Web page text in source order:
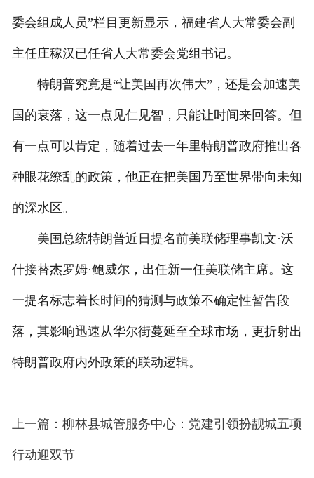
委会组成人员”栏目更新显示，福建省人大常委会副
主任庄稼汉已任省人大常委会党组书记。
特朗普究竟是“让美国再次伟大”，还是会加速美
国的衰落，这一点见仁见智，只能让时间来回答。但
有一点可以肯定，随着过去一年里特朗普政府推出各
种眼花缭乱的政策，他正在把美国乃至世界带向未知
的深水区。
美国总统特朗普近日提名前美联储理事凯文·沃
什接替杰罗姆·鲍威尔，出任新一任美联储主席。这
一提名标志着长时间的猜测与政策不确定性暂告段
落，其影响迅速从华尔街蔓延至全球市场，更折射出
特朗普政府内外政策的联动逻辑。
上一篇：柳林县城管服务中心：党建引领扮靓城五项
行动迎双节